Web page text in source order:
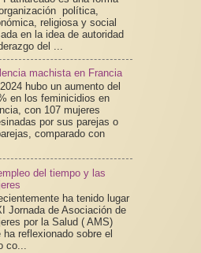
política,
religiosa y social
en la idea de autoridad
del ...
machista en Francia
hubo un aumento del
en los feminicidios en
con 107 mujeres
por sus parejas o
comparado con
del tiempo y las
ha tenido lugar
Jornada de Asociación de
por la Salud ( AMS)
ha reflexionado sobre el
co...